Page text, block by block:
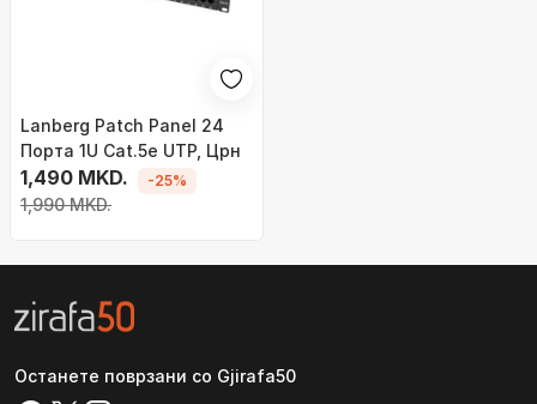
Lanberg Patch Panel 24
Порта 1U Cat.5e UTP, Црн
1,490 MKD.
1,990 MKD.
-25%
Останете поврзани со Gjirafa50